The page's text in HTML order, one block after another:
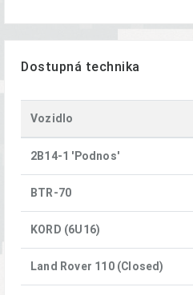
Dostupná technika
Vozidlo
2B14-1 'Podnos'
BTR-70
KORD (6U16)
Land Rover 110 (Closed)